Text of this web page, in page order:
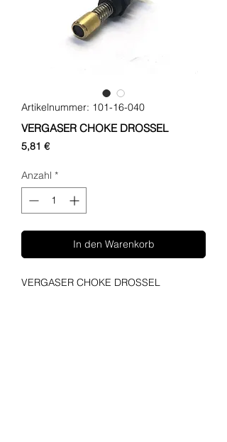
Artikelnummer: 101-16-040
VERGASER CHOKE DROSSEL
5,81 €Preis
Anzahl *
In den Warenkorb
VERGASER CHOKE DROSSEL